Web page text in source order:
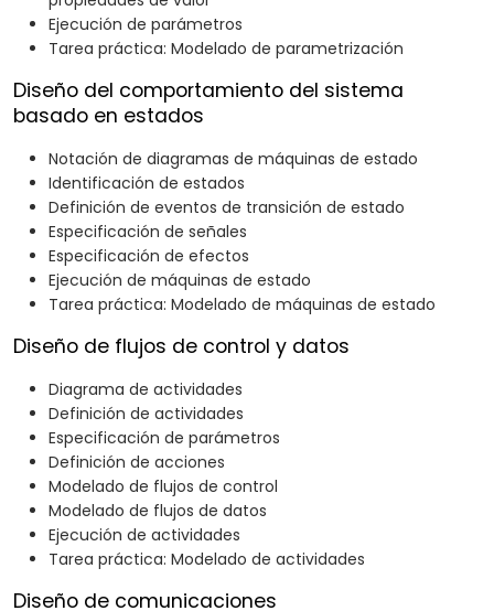
Ejecución de parámetros
Tarea práctica: Modelado de parametrización
Diseño del comportamiento del sistema
basado en estados
Notación de diagramas de máquinas de estado
Identificación de estados
Definición de eventos de transición de estado
Especificación de señales
Especificación de efectos
Ejecución de máquinas de estado
Tarea práctica: Modelado de máquinas de estado
Diseño de flujos de control y datos
Diagrama de actividades
Definición de actividades
Especificación de parámetros
Definición de acciones
Modelado de flujos de control
Modelado de flujos de datos
Ejecución de actividades
Tarea práctica: Modelado de actividades
Diseño de comunicaciones